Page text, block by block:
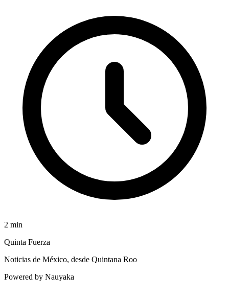
2 min
Quinta Fuerza
Noticias de México, desde Quintana Roo
Powered by Nauyaka